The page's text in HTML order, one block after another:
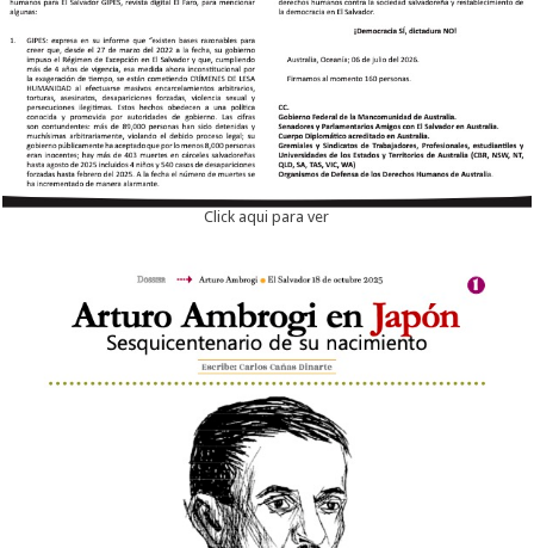
Click aqui para ver